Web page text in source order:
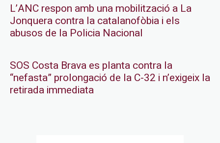
L’ANC respon amb una mobilització a La
Jonquera contra la catalanofòbia i els
abusos de la Policia Nacional
SOS Costa Brava es planta contra la
“nefasta” prolongació de la C-32 i n’exigeix la
retirada immediata